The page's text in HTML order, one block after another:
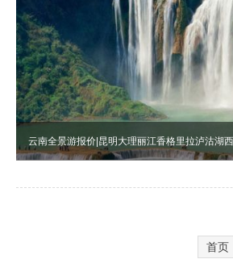
云南全景游报价|昆明大理丽江香格里拉泸沽湖
首页